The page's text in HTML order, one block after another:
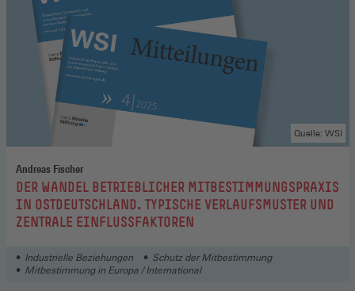
Andreas Fischer
:DER WANDEL BETRIEBLICHER MITBESTIMMUNGSPRAXIS
IN OSTDEUTSCHLAND. TYPISCHE VERLAUFSMUSTER UND
ZENTRALE EINFLUSSFAKTOREN
Quelle: WSI
Industrielle Beziehungen
Schutz der Mitbestimmung
Mitbestimmung in Europa / International